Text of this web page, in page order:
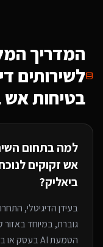
המדריך
לשירותים
בטיחות אש
למה בתחום ה
אשזקוקים
ביאליק?
בעידן הדיגיטלי,
גוברת, במיוחדבאזור
הטמעת AI בעסק או בארגון